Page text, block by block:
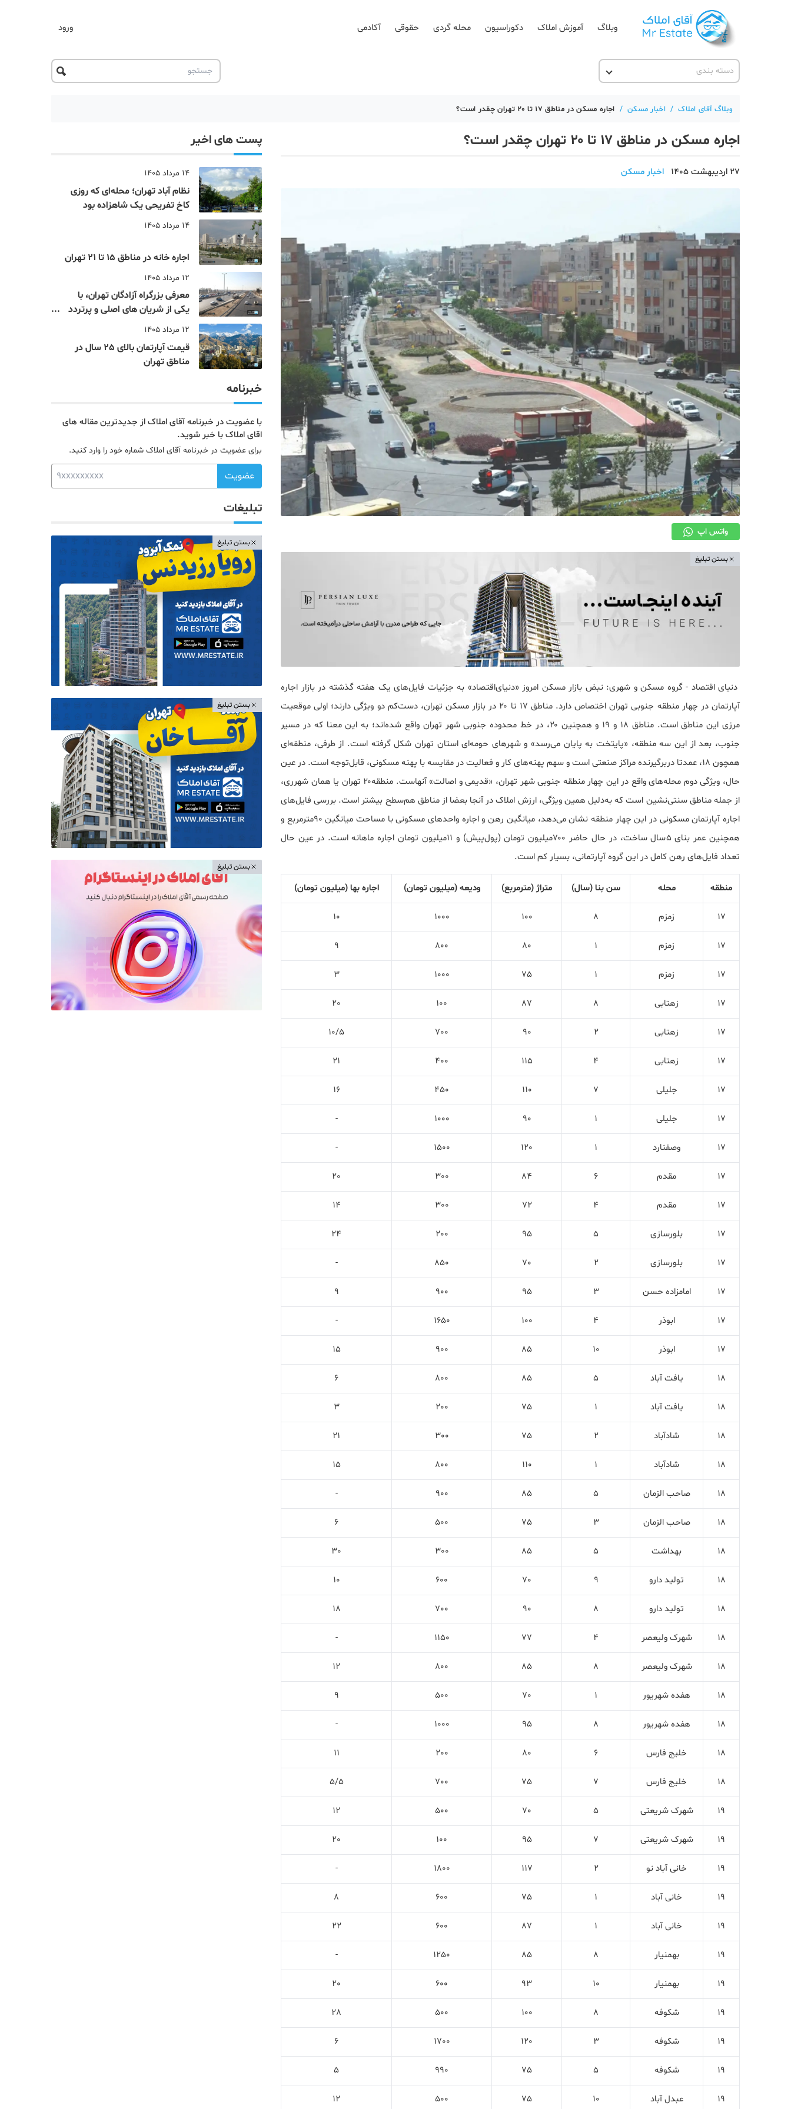
وبلاگ آموزش املاک دکوراسیون محله گردی حقوقی آکادمی ورود
دسته بندی
آقای مشاور املاک
آموزش پلتفرم آقای املاک
اخبار مسکن
تحلیل مسکن
دانستنی
دکوراسیون
صنعت ساختمان
محله گردی
معماری
همایش و نمایشگاه
وبلاگ آقای املاک / اخبار مسکن / اجاره مسکن در مناطق ۱۷ تا ۲۰ تهران چقدر است؟
اجاره مسکن در مناطق ۱۷ تا ۲۰ تهران چقدر است؟
27 اردیبهشت 1405 اخبار مسکن
واتس اپ
بستن تبلیغ
دنیای‌ اقتصاد - گروه مسکن و شهری: نبض بازار مسکن امروز «دنیای‌اقتصاد» به جزئیات فایل‌های یک هفته گذشته در بازار اجاره
آپارتمان در چهار منطقه جنوبی تهران اختصاص دارد. مناطق ۱۷ تا ۲۰ در بازار مسکن تهران، دست‌کم دو ویژگی دارند؛ اولی موقعیت
مرزی این مناطق است. مناطق ۱۸ و ۱۹ و همچنین ۲۰، در خط محدوده جنوبی شهر تهران واقع‌ شده‌اند؛ به این معنا که در مسیر
جنوب، بعد از این سه منطقه، «پایتخت به پایان می‌رسد» و شهرهای حومه‌ای استان تهران شکل گرفته است. از طرفی، منطقه‌ای
همچون ۱۸، عمدتا دربرگیرنده مراکز صنعتی است و سهم پهنه‌های کار و فعالیت در مقایسه با پهنه مسکونی، قابل‌توجه است. در عین
حال، ویژگی دوم محله‌های واقع در این چهار منطقه جنوبی شهر تهران، «قدیمی و اصالت» آنهاست. منطقه۲۰ تهران یا همان شهرری،
از جمله مناطق سنتی‌نشین است که به‌دلیل همین ویژگی، ارزش املاک در آنجا بعضا از مناطق هم‌سطح بیشتر است. بررسی فایل‌های
اجاره آپارتمان مسکونی در این چهار منطقه نشان می‌دهد، میانگین رهن و اجاره واحدهای مسکونی با مساحت میانگین ۹۰مترمربع و
همچنین عمر بنای ۵سال ساخت، در حال حاضر ۷۰۰میلیون تومان (پول‌پیش) و ۱۱میلیون تومان اجاره ماهانه است. در عین حال
تعداد فایل‌های رهن کامل در این گروه آپارتمانی، بسیار کم است.
منطقه محله سن بنا (سال) متراژ (مترمربع) ودیعه (میلیون تومان) اجاره بها (میلیون تومان)
17 زمزم 8
100
1000
10
17 زمزم 1
80
800
9
17 زمزم 1
75
1000
3
17 زهتابی 8
87
100
20
17 زهتابی 2
90
700
10/5
17 زهتابی 4
115
400
21
17 جلیلی 7
110
450
16
17 جلیلی 1
90
1000
-
17 وصفنارد 1
120
1500
-
17 مقدم 6
84
300
20
17 مقدم 4
72
300
14
17 بلورسازی 5
95
200
24
17 بلورسازی 2
70
850
-
17 امامزاده حسن 3
95
900
9
17 ابوذر 4
100
1650
-
17 ابوذر 10
85
900
15
18 یافت آباد 5
85
800
6
18 یافت آباد 1
75
200
3
18 شادآباد 2
75
300
21
18 شادآباد 1
110
800
15
18 صاحب الزمان 5
85
900
-
18 صاحب الزمان 3
75
500
6
18 بهداشت 5
85
300
30
18 تولید دارو 9
70
600
10
18 تولید دارو 8
90
700
18
18 شهرک ولیعصر 4
77
1150
-
18 شهرک ولیعصر 8
85
800
12
18 هفده شهریور 1
70
500
9
18 هفده شهریور 8
95
1000
-
18 خلیج فارس 6
80
200
11
18 خلیج فارس 7
75
700
5/5
19 شهرک شریعتی 5
70
500
12
19 شهرک شریعتی 7
95
100
20
19 خانی آباد نو 2
117
1800
-
19 خانی آباد 1
75
600
8
19 خانی آباد 1
87
600
22
19 بهمنیار 8
85
1250
-
19 بهمنیار 10
93
600
20
19 شکوفه 8
100
500
28
19 شکوفه 3
120
1700
6
19 شکوفه 5
75
990
5
19 عبدل آباد 10
75
500
12
پست های اخیر
14 مرداد 1405
نظام‌ آباد تهران؛ محله‌ای که روزی
کاخ تفریحی یک شاهزاده بود
14 مرداد 1405
اجاره خانه در مناطق 15 تا 21 تهران
12 مرداد 1405
معرفی بزرگراه آزادگان تهران، با
یکی از شریان های اصلی و پرتردد
جنوب پایتخت آشنا شوید
12 مرداد 1405
قیمت آپارتمان بالای 25 سال در
مناطق تهران
خبرنامه
با عضویت در خبرنامه آقای املاک از جدیدترین مقاله های
اقای املاک با خبر شوید.
برای عضویت در خبرنامه آقای املاک شماره خود را وارد کنید.
عضویت
تبلیغات
بستن تبلیغ
بستن تبلیغ
بستن تبلیغ